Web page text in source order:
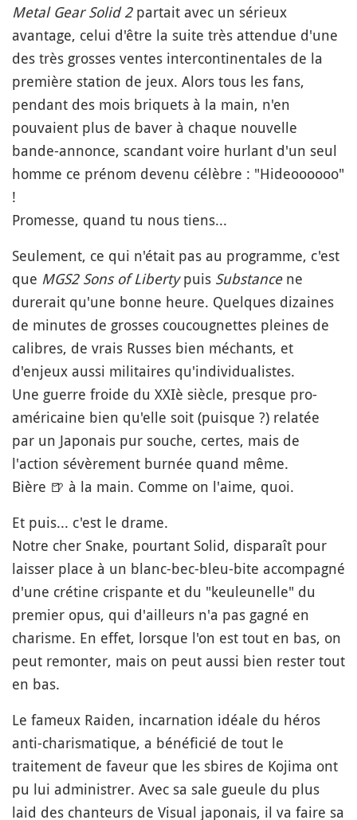
Metal Gear Solid 2partait avec un sérieux
avantage, celui d'être la suite très attendue d'une
des très grosses ventes intercontinentales de la
première station de jeux. Alors tous les fans,
pendant des mois briquets à la main, n'en
pouvaient plus de baver à chaque nouvelle
bande-annonce, scandant voire hurlant d'un seul
homme ce prénom devenu célèbre : "Hideoooooo"
!
Promesse, quand tu nous tiens...
Seulement, ce qui n'était pas au programme, c'est
que MGS2 Sons of Libertypuis Substance ne
durerait qu'une bonne heure. Quelques dizaines
de minutes de grosses coucougnettes pleines de
calibres, de vrais Russes bien méchants, et
d'enjeux aussi militaires qu'individualistes.
Une guerre froide du XXIè siècle, presque pro-
américaine bien qu'elle soit (puisque ?) relatée
par un Japonais pur souche, certes, mais de
l'action sévèrement burnée quand même.
Bière 🍺 à la main. Comme on l'aime, quoi.
Et puis... c'est le drame.
Notre cher Snake, pourtant Solid, disparaît pour
laisser place à un blanc-bec-bleu-bite accompagné
d'une crétine crispante et du "keuleunelle" du
premier opus, qui d'ailleurs n'a pas gagné en
charisme. En effet, lorsque l'on est tout en bas, on
peut remonter, mais on peut aussi bien rester tout
en bas.
Le fameux Raiden, incarnation idéale du héros
anti-charismatique, a bénéficié de tout le
traitement de faveur que les sbires de Kojima ont
pu lui administrer. Avec sa sale gueule du plus
laid des chanteurs de Visual japonais, il va faire sa